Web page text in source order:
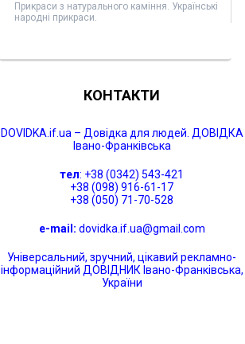
Прикраси з натурального каміння. Українські
народні прикраси.
КОНТАКТИ
DOVIDKA.if.ua – Довідка для людей. ДОВІДКА
Івано-Франківська
тел: +38 (0342) 543-421
+38 (098) 916-61-17
+38 (050) 71-70-528
e-mail: dovidka.if.ua@gmail.com
Універсальний, зручний, цікавий рекламно-
інформаційний ДОВІДНИК Івано-Франківська,
України